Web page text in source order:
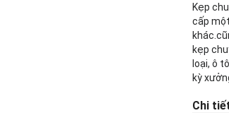
Kẹp
cấp
kẹp
loại, ô
kỳ
Chi